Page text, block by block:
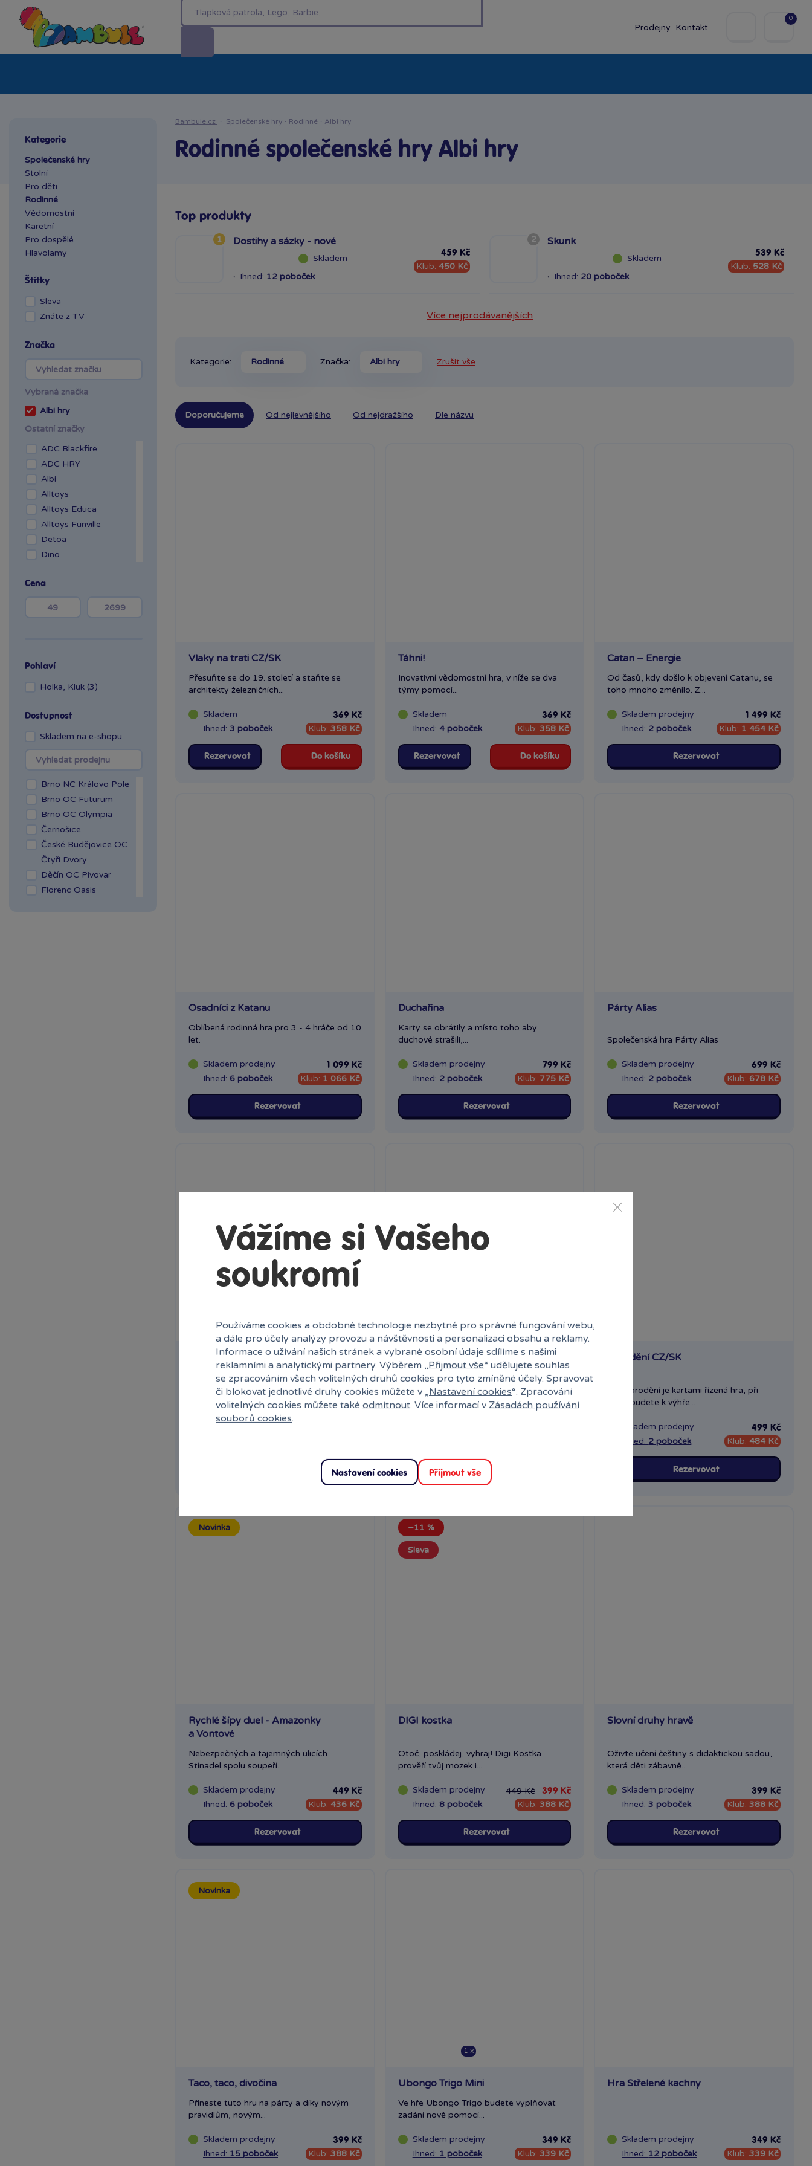
Prodejny Kontakt
0
Kategorie
Společenské hry
Stolní
Pro děti
Rodinné
Vědomostní
Karetní
Pro dospělé
Hlavolamy
Štítky
Sleva
Znáte z TV
Značka
Vybraná značka
Albi hry
Ostatní značky
ADC Blackfire
ADC HRY
Albi
Alltoys
Alltoys Educa
Alltoys Funville
Detoa
Dino
EPEE
Hasbro hry
Chemoplast
Olymptoy
Ravensburger
Spin Master games
Stiga
Teddies
Trefl
Cena
Pohlaví
Holka, Kluk (3)
Dostupnost
Skladem na e-shopu
Brno NC Královo Pole
Brno OC Futurum
Brno OC Olympia
Černošice
České Budějovice OC
Čtyři Dvory
Děčín OC Pivovar
Florenc Oasis
Bambule.cz · Společenské hry · Rodinné · Albi hry
Rodinné společenské hry Albi hry
Top produkty
1 Dostihy a sázky - nové
Skladem
· Ihned: 12 poboček
459 Kč
Klub: 450 Kč
2 Skunk
Skladem
· Ihned: 20 poboček
539 Kč
Klub: 528 Kč
Více nejprodávanějších
Kategorie: Rodinné Značka: Albi hry Zrušit vše
Doporučujeme Od nejlevnějšího Od nejdražšího Dle názvu
Vlaky na trati CZ/SK
Přesuňte se do 19. století a staňte se
architekty železničních...
Skladem
Ihned: 3 poboček
369 Kč
Klub: 358 Kč
Rezervovat Do košíku
Táhni!
Inovativní vědomostní hra, v níže se dva
týmy pomocí...
Skladem
Ihned: 4 poboček
369 Kč
Klub:358 Kč
Rezervovat Do košíku
Catan – Energie
Od časů, kdy došlo k objevení Catanu, se
toho mnoho změnilo. Z...
Skladem prodejny
Ihned: 2 poboček
1 499 Kč
Klub: 1 454 Kč
Rezervovat
Osadníci z Katanu
Oblíbená rodinná hra pro 3 - 4 hráče od 10
let.
Skladem prodejny
Ihned: 6 poboček
1 099 Kč
Klub: 1 066 Kč
Rezervovat
Duchařina
Karty se obrátily a místo toho aby
duchové strašili,...
Skladem prodejny
Ihned: 2 poboček
799 Kč
Klub: 775 Kč
Rezervovat
Párty Alias
Společenská hra Párty Alias
Skladem prodejny
Ihned: 2 poboček
699 Kč
Klub: 678 Kč
Rezervovat
Vyklop to!
Nakloňte houpačku, vyklopte odpověď –
na tom spočívá tato...
1 x
Mlsné medvědí příběhy -
Společenská hra
Kooperativní hra pro děti od 4 let,
zaměřená na paměť, ve...
Rezervovat
Čarodění CZ/SK
Hra Čarodění je kartami řízená hra, při
které budete k výhře...
Skladem prodejny
Ihned: 2 poboček
499 Kč
Klub: 484 Kč
Rezervovat
Novinka
Rychlé šípy duel - Amazonky
a Vontové
Nebezpečných a tajemných ulicích
Stínadel spolu soupeří...
Skladem prodejny
Ihned: 6 poboček
449 Kč
Klub: 436 Kč
Rezervovat
−11 %
Sleva
DIGI kostka
Otoč, poskládej, vyhraj! Digi Kostka
prověří tvůj mozek i...
Skladem prodejny
Ihned: 8 poboček
449 Kč 399 Kč
Klub:388 Kč
Rezervovat
Slovní druhy hravě
Oživte učení češtiny s didaktickou sadou,
která děti zábavně...
Skladem prodejny
Ihned:3 poboček
399 Kč
Klub: 388 Kč
Rezervovat
Novinka
Taco, taco, divočina
Přineste tuto hru na párty a díky novým
pravidlům, novým...
Skladem prodejny
Ihned: 15 poboček
399 Kč
Klub: 388 Kč
1 x
Ubongo Trigo Mini
Ve hře Ubongo Trigo budete vyplňovat
zadání nově pomocí...
Skladem prodejny
Ihned: 1 poboček
349 Kč
Klub:339 Kč
Hra Střelené kachny
Skladem prodejny
Ihned: 12 poboček
349 Kč
Klub: 339 Kč
Vážíme si Vašeho
soukromí
Používáme cookies a obdobné technologie nezbytné pro správné fungování webu,
a dále pro účely analýzy provozu a návštěvnosti a personalizaci obsahu a reklamy.
Informace o užívání našich stránek a vybrané osobní údaje sdílíme s našimi
reklamními a analytickými partnery. Výběrem „Přijmout vše“ udělujete souhlas
se zpracováním všech volitelných druhů cookies pro tyto zmíněné účely. Spravovat
či blokovat jednotlivé druhy cookies můžete v „Nastavení cookies“. Zpracování
volitelných cookies můžete také odmítnout. Více informací v Zásadách používání
souborů cookies.
Nastavení cookies Přijmout vše